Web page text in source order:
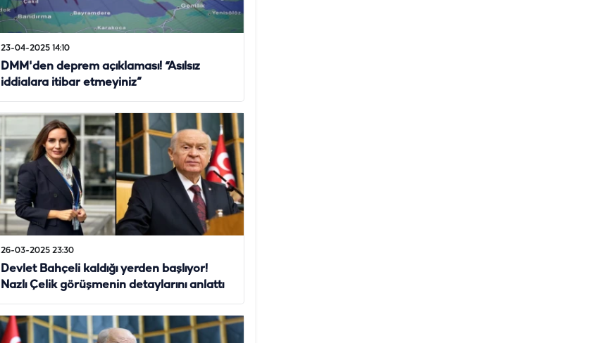
23-04-2025 14:10
DMM'den deprem açıklaması! “Asılsız
iddialara itibar etmeyiniz”
26-03-2025 23:30
Devlet Bahçeli kaldığı yerden başlıyor!
Nazlı Çelik görüşmenin detaylarını anlattı